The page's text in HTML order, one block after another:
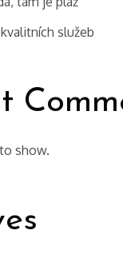
služeb
show.